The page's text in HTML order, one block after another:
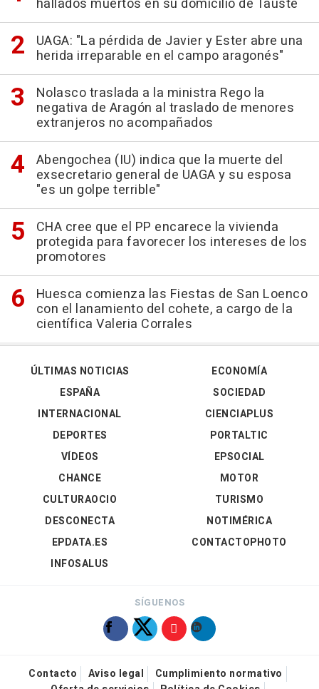
hallados muertos en su domicilio de Tauste
UAGA: "La pérdida de Javier y Ester abre una
herida irreparable en el campo aragonés"
Nolasco traslada a la ministra Rego la
negativa de Aragón al traslado de menores
extranjeros no acompañados
Abengochea (IU) indica que la muerte del
exsecretario general de UAGA y su esposa
"es un golpe terrible"
CHA cree que el PP encarece la vivienda
protegida para favorecer los intereses de los
promotores
Huesca comienza las Fiestas de San Loenco
con el lanamiento del cohete, a cargo de la
científica Valeria Corrales
ÚLTIMAS NOTICIAS
ESPAÑA
INTERNACIONAL
DEPORTES
VÍDEOS
ECONOMÍA
SOCIEDAD
CIENCIAPLUS
PORTALTIC
EPSOCIAL
CHANCE
CULTURAOCIO
DESCONECTA
EPDATA.ES
INFOSALUS
MOTOR
TURISMO
NOTIMÉRICA
CONTACTOPHOTO
SÍGUENOS
Contacto Aviso legal
Cumplimiento normativo